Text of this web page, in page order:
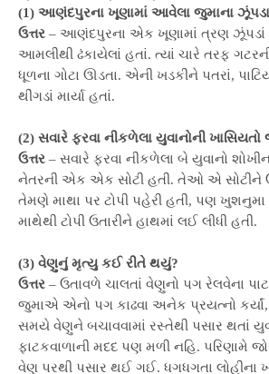
(1) આણંદપુરના ખૂણામાં આવેલા જુમાના
ઉત્તર – આણંદપુરના એક ખૂણામાં ત્રણ
આમલીથી ઢંકાયેલાં હતાં. ત્યાં ચારે તરફ
ધૂળના ગોટા ઊડતા. એની ખડકીને પતરાં,
થીંગડાં માર્યા હતાં.
(2) સવારે ફરવા નીકળેલા યુવાનોની ખાસિયતો
ઉત્તર – સવારે ફરવા નીકળેલા બે યુવાનો
નેતરની એક એક સોટી હતી. તેઓ એ સોટીને
તેમણે માથા પર ટોપી પહેરી હતી, પણ
માથેથી ટોપી ઉતારીને હાથમાં લઈ લીધી હતી.
(3) વેણુનું મૃત્યુ કઈ રીતે થયું?
ઉત્તર – ઉતાવળે ચાલતાં વેણુનો પગ રેલવેના
જુમાએ એનો પગ કાઢવા અનેક પ્રયત્નો
સમયે વેણુને બચાવવામાં રસ્તેથી પસાર થતાં
ફાટકવાળાની મદદ પણ મળી નહિ. પરિણામે
વેણુ પરથી પસાર થઈ ગઈ. ધગધગતા લોહીના